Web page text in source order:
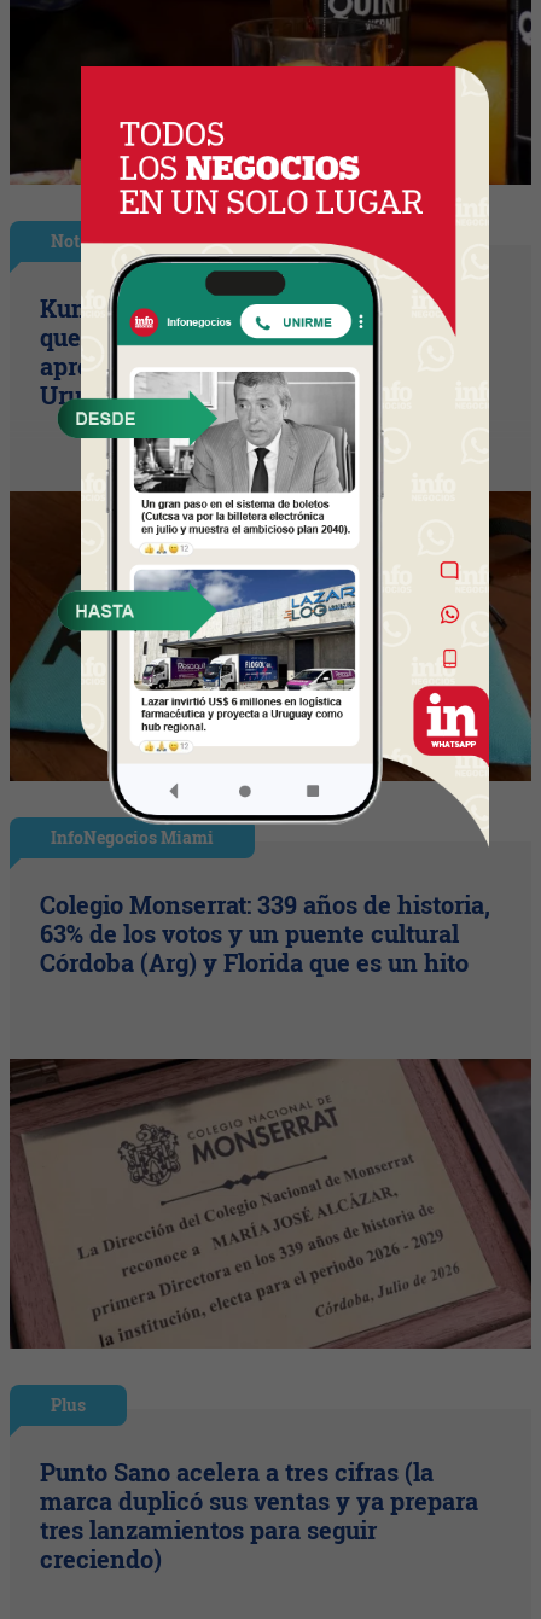
Nota Principal
Kumon, el método educativo japonés
que busca potenciar habilidades de
aprendizaje y llegar a 10 franquicias en
Uruguay en dos años
InfoNegocios Miami
Colegio Monserrat: 339 años de historia,
63% de los votos y un puente cultural
Córdoba (Arg) y Florida que es un hito
Plus
Punto Sano acelera a tres cifras (la
marca duplicó sus ventas y ya prepara
tres lanzamientos para seguir
creciendo)